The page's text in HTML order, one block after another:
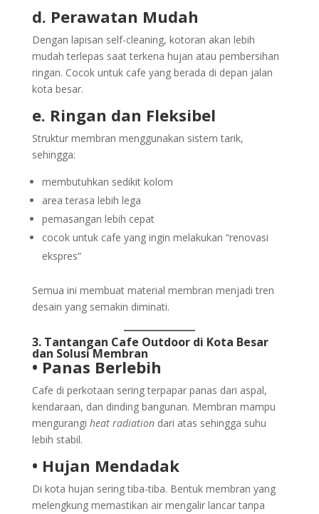
d. Perawatan Mudah
Dengan lapisan self-cleaning, kotoran akan lebih
mudah terlepas saat terkena hujan atau pembersihan
ringan. Cocok untuk cafe yang berada di depan jalan
kota besar.
e. Ringan dan Fleksibel
Struktur membran menggunakan sistem tarik,
sehingga:
membutuhkan sedikit kolom
area terasa lebih lega
pemasangan lebih cepat
cocok untuk cafe yang ingin melakukan “renovasi
ekspres”
Semua ini membuat material membran menjadi tren
desain yang semakin diminati.
3. Tantangan Cafe Outdoor di Kota Besar
dan Solusi Membran
• Panas Berlebih
Cafe di perkotaan sering terpapar panas dari aspal,
kendaraan, dan dinding bangunan. Membran mampu
mengurangi heat radiationdari atas sehingga suhu
lebih stabil.
• Hujan Mendadak
Di kota hujan sering tiba-tiba. Bentuk membran yang
melengkung memastikan air mengalir lancar tanpa